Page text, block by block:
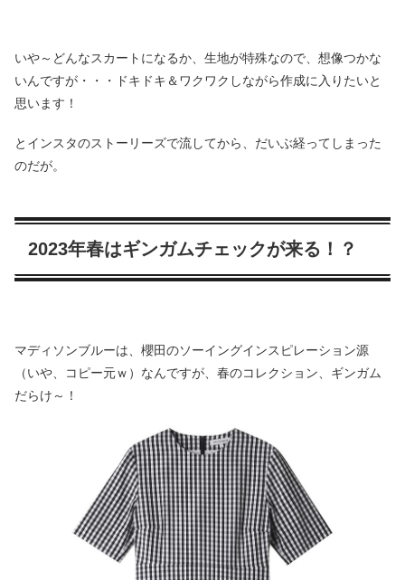
いや～どんなスカートになるか、生地が特殊なので、想像つかな
いんですが・・・ドキドキ＆ワクワクしながら作成に入りたいと
思います！
とインスタのストーリーズで流してから、だいぶ経ってしまった
のだが。
2023年春はギンガムチェックが来る！？
マディソンブルーは、櫻田のソーイングインスピレーション源
（いや、コピー元ｗ）なんですが、春のコレクション、ギンガム
だらけ～！